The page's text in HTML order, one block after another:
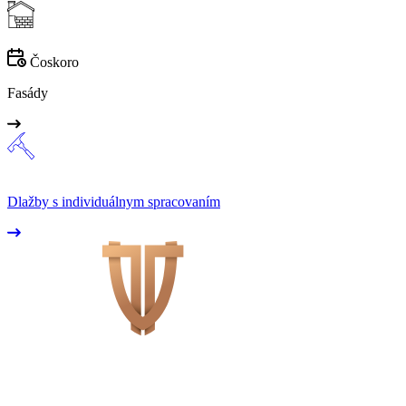
Čoskoro
Fasády
Dlažby s individuálnym spracovaním